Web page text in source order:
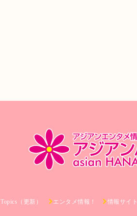
Topics（更新） エンタメ情報！ 情報サイト